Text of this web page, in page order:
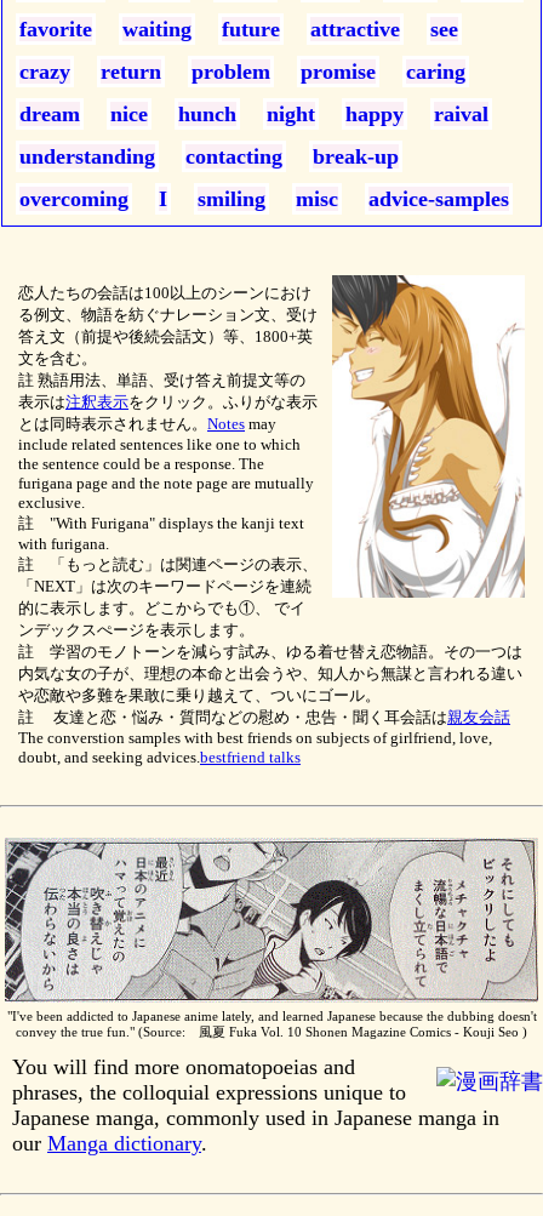
favorite
waiting future attractive
see
crazy
return problem promise
caring
dream
nice hunch night happy
raival
understanding
contacting
break-up
overcoming
I smiling misc advice-samples
恋人たちの会話は100以上のシーンにおけ
る例文、物語を紡ぐナレーション文、受け
答え文（前提や後続会話文）等、1800+英
文を含む。
註 熟語用法、単語、受け答え前提文等の
表示は注釈表示をクリック。ふりがな表示
とは同時表示されません。 Notes may
include related sentences like one to which
the sentence could be a response. The
furigana page and the note page are mutually
exclusive.
註 "With Furigana" displays the kanji text
with furigana.
註 「もっと読む」は関連ページの表示、
「NEXT」は次のキーワードページを連続
的に表示します。どこからでも①、
でイ
ンデックスぺージを表示します。
註 学習のモノトーンを減らす試み、ゆる着せ替え恋物語。その一つは
内気な女の子が、理想の本命と出会うや、知人から無謀と言われる違い
や恋敵や多難を果敢に乗り越えて、ついにゴール。
註 友達と恋・悩み・質問などの慰め・忠告・聞く耳会話は親友会話
The converstion samples with best friends on subjects of girlfriend, love,
doubt, and seeking advices.bestfriend talks
"I've been addicted to Japanese anime lately, and learned Japanese because the dubbing doesn't
convey the true fun." (Source: 風夏 Fuka Vol. 10 Shonen Magazine Comics - Kouji Seo )
You will find more onomatopoeias and
phrases, the colloquial expressions unique to
Japanese manga, commonly used in Japanese manga in
our Manga dictionary.